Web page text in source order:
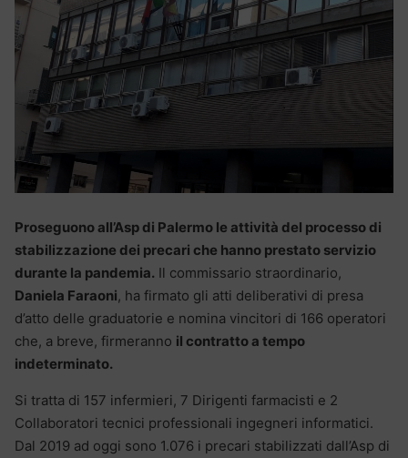
Proseguono all’Asp di Palermo le attività del processo di
stabilizzazione dei precari che hanno prestato servizio
durante la pandemia. Il commissario straordinario,
Daniela Faraoni, ha firmato gli atti deliberativi di presa
d’atto delle graduatorie e nomina vincitori di 166 operatori
che, a breve, firmeranno il contratto a tempo
indeterminato.
Si tratta di 157 infermieri, 7 Dirigenti farmacisti e 2
Collaboratori tecnici professionali ingegneri informatici.
Dal 2019 ad oggi sono 1.076 i precari stabilizzati dall’Asp di